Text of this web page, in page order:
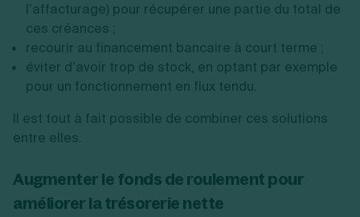
l’affacturage) pour récupérer une partie du total de
ces créances ;
recourir au financement bancaire à court terme ;
éviter d’avoir trop de stock, en optant par exemple
pour un fonctionnement en flux tendu.
Il est tout à fait possible de combiner ces solutions
entre elles.
Augmenter le fonds de roulement pour
améliorer la trésorerie nette